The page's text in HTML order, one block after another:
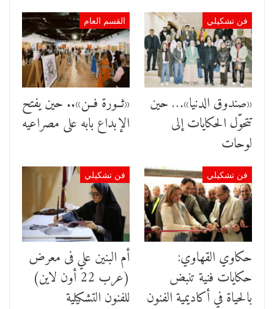
فن تشكيلي
«صندوق الدنيا»… حين
تتحوّل الحكايات إلى
لوحات
القسم العام
«ثــورة فــن».. حين يفتح
الإبداع بابه على مصراعيه
فن تشكيلي
حكاوي القهاوي:
حكايات فنية تنبض
بالحياة في أكاديمية الفنون
فن تشكيلي
أم البنين علي فى معرض
(عرب 22 أون لاين)
للفنون التشكيلية